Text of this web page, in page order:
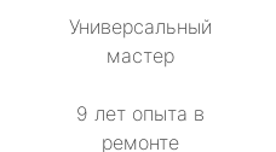
Универсальный
мастер
9 лет опыта в
ремонте